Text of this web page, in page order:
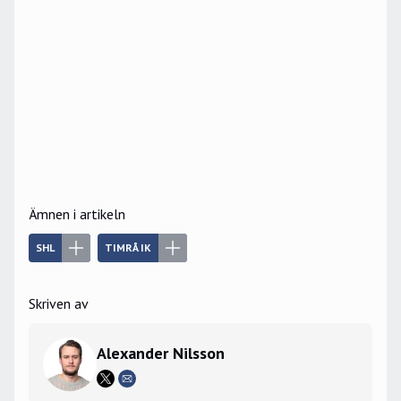
Ämnen i artikeln
SHL TIMRÅ IK
Skriven av
Alexander Nilsson